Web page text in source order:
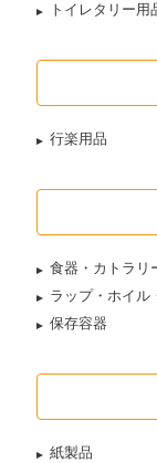
トイレタリー用
行楽用品
食器・カトラリ
ラップ・ホイル
保存容器
紙製品